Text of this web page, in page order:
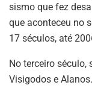
sismo que fez
que aconteceu no
17 séculos, até
No terceiro século,
Visigodos e